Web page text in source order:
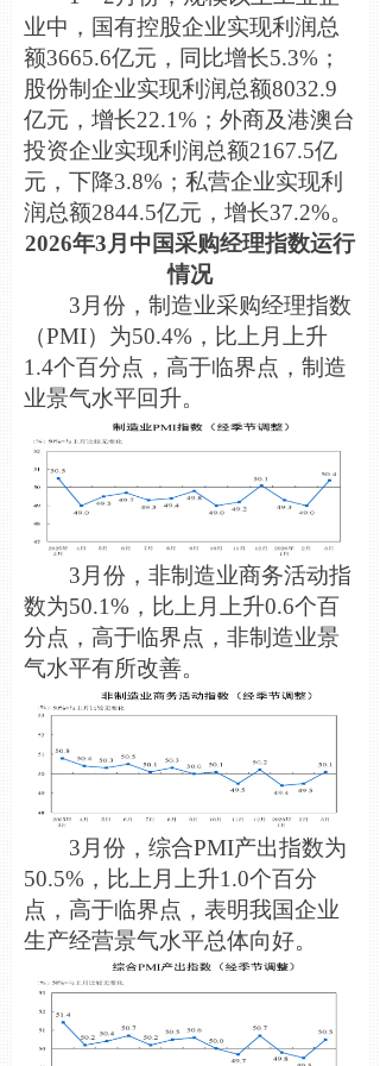
业中，国有控股企业实现利润总
额3665.6亿元，同比增长5.3%；
股份制企业实现利润总额8032.9
亿元，增长22.1%；外商及港澳台
投资企业实现利润总额2167.5亿
元，下降3.8%；私营企业实现利
润总额2844.5亿元，增长37.2%。
2026年3月中国采购经理指数运行
情况
3月份，制造业采购经理指数
（PMI）为50.4%，比上月上升
1.4个百分点，高于临界点，制造
业景气水平回升。
3月份，非制造业商务活动指
数为50.1%，比上月上升0.6个百
分点，高于临界点，非制造业景
气水平有所改善。
3月份，综合PMI产出指数为
50.5%，比上月上升1.0个百分
点，高于临界点，表明我国企业
生产经营景气水平总体向好。